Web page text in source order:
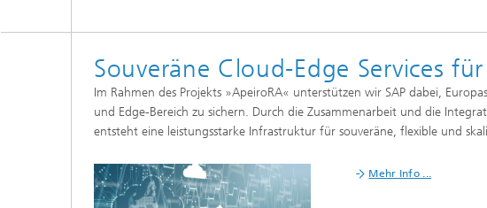
Souveräne Cloud-Edge Services
Im Rahmen des Projekts »ApeiroRA« unterstützen wir SAP dabei,
und Edge-Bereich zu sichern. Durch die Zusammenarbeit und die
entsteht eine leistungsstarke Infrastruktur für souveräne, flexible und
Mehr Info ...